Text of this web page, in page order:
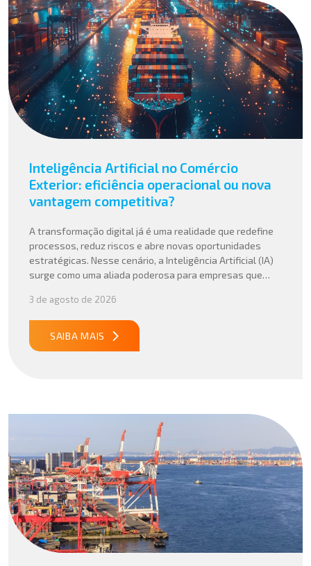
Inteligência Artificial no Comércio
Exterior: eficiência operacional ou nova
vantagem competitiva?
A transformação digital já é uma realidade que redefine
processos, reduz riscos e abre novas oportunidades
estratégicas. Nesse cenário, a Inteligência Artificial (IA)
surge como uma aliada poderosa para empresas que
suas operações internacionais. Mais do que automatizar
tarefas, a IA vem sendo aplicada para interpretar dados
complexos, […]
3 de agosto de 2026
SAIBA MAIS